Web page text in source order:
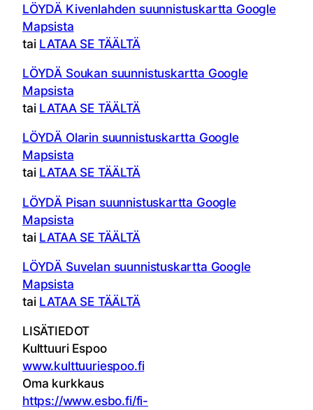
LÖYDÄ Kivenlahden suunnistuskartta Google
Mapsista
tai LATAA SE TÄÄLTÄ
LÖYDÄ Soukan suunnistuskartta Google
Mapsista
tai LATAA SE TÄÄLTÄ
LÖYDÄ Olarin suunnistuskartta Google
Mapsista
tai LATAA SE TÄÄLTÄ
LÖYDÄ Pisan suunnistuskartta Google
Mapsista
tai LATAA SE TÄÄLTÄ
LÖYDÄ Suvelan suunnistuskartta Google
Mapsista
tai LATAA SE TÄÄLTÄ
LISÄTIEDOT
Kulttuuri Espoo
www.kulttuuriespoo.fi
Oma kurkkaus
https://www.esbo.fi/fi-